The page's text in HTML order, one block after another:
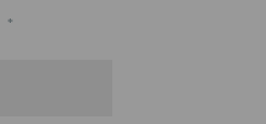
*